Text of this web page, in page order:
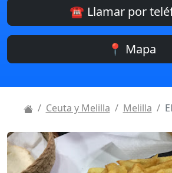
☎️ Llamar por
📍 Mapa
Ceuta y Melilla Melilla